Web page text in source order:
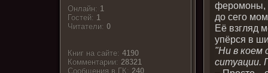
Онлайн: 1
Гостей: 1
Читатели:0
Книг на сайте:4190
Комментарии:28321
Cообщения в ГК:240
феромоны,
до сего
Её взгляд
упёрся в
"Ни в коем
ситуации.